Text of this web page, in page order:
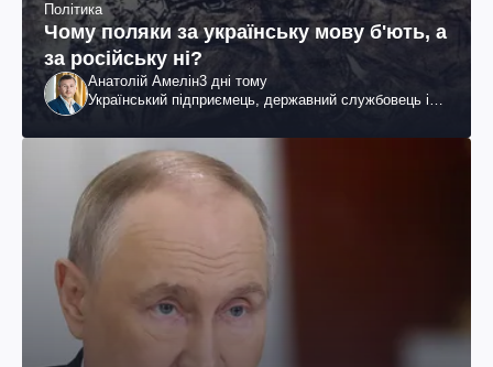
Політика
Чому поляки за українську мову б'ють, а
за російську ні?
Анатолій Амелін3 дні тому
Український підприємець, державний службовець і